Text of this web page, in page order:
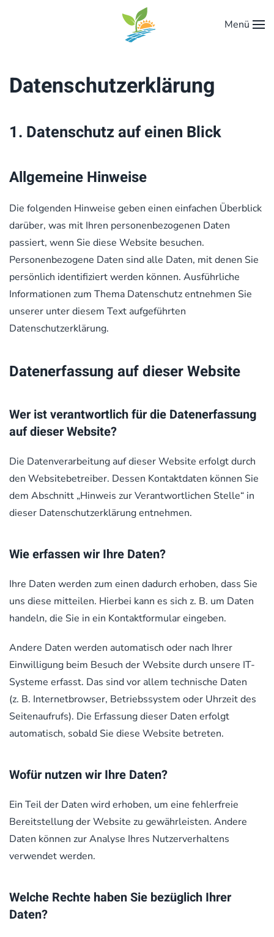
Zum Hauptinhalt springen
Menü
Datenschutz­erklärung
1. Datenschutz auf einen Blick
Allgemeine Hinweise
Die folgenden Hinweise geben einen einfachen Überblick
darüber, was mit Ihren personenbezogenen Daten
passiert, wenn Sie diese Website besuchen.
Personenbezogene Daten sind alle Daten, mit denen Sie
persönlich identifiziert werden können. Ausführliche
Informationen zum Thema Datenschutz entnehmen Sie
unserer unter diesem Text aufgeführten
Datenschutzerklärung.
Datenerfassung auf dieser Website
Wer ist verantwortlich für die Datenerfassung
auf dieser Website?
Die Datenverarbeitung auf dieser Website erfolgt durch
den Websitebetreiber. Dessen Kontaktdaten können Sie
dem Abschnitt „Hinweis zur Verantwortlichen Stelle“ in
dieser Datenschutzerklärung entnehmen.
Wie erfassen wir Ihre Daten?
Ihre Daten werden zum einen dadurch erhoben, dass Sie
uns diese mitteilen. Hierbei kann es sich z. B. um Daten
handeln, die Sie in ein Kontaktformular eingeben.
Andere Daten werden automatisch oder nach Ihrer
Einwilligung beim Besuch der Website durch unsere IT-
Systeme erfasst. Das sind vor allem technische Daten
(z. B. Internetbrowser, Betriebssystem oder Uhrzeit des
Seitenaufrufs). Die Erfassung dieser Daten erfolgt
automatisch, sobald Sie diese Website betreten.
Wofür nutzen wir Ihre Daten?
Ein Teil der Daten wird erhoben, um eine fehlerfreie
Bereitstellung der Website zu gewährleisten. Andere
Daten können zur Analyse Ihres Nutzerverhaltens
verwendet werden.
Welche Rechte haben Sie bezüglich Ihrer
Daten?